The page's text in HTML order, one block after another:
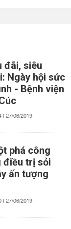
đãi, siêu
Ngày hội sức
- Bệnh viện
| 27/06/2019
phá công
điều trị sỏi
ấn tượng
| 27/06/2019